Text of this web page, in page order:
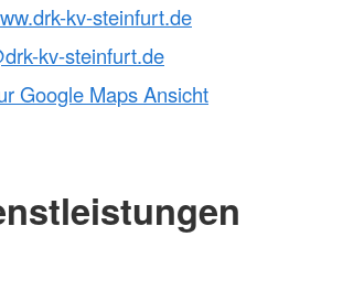
kv-steinfurt.de
kv-steinfurt.de
Google Maps Ansicht